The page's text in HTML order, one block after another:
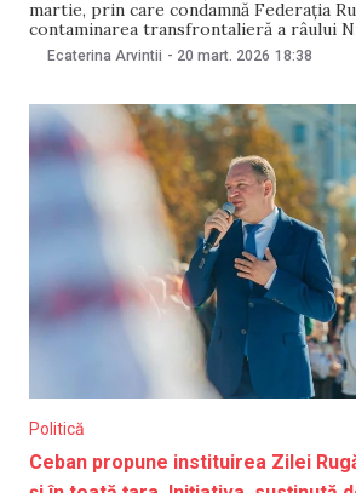
martie, prin care condamnă Federația
contaminarea transfrontalieră a râului
adus securității alimentării cu apă și
Ecaterina Arvintii - 20 mart. 2026 18:38
Politică
Ceban propune instituirea Zilei